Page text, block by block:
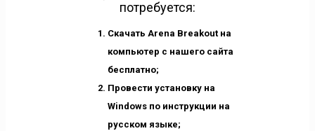
потребуется:
Скачать Arena Breakout на
компьютер с нашего сайта
бесплатно;
Провести установку на
Windows по инструкции на
русском языке;